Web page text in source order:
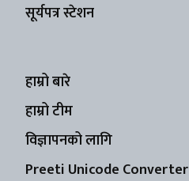
सूर्यपत्र स्टेशन
हाम्रो बारे
हाम्रो टीम
विज्ञापनको लागि
Preeti Unicode Converter